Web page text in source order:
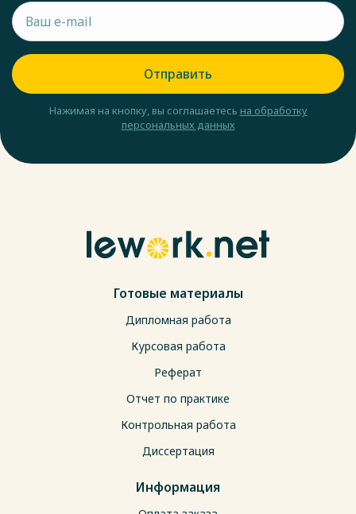
Отправить
Нажимая на кнопку, вы соглашаетесь на обработку
персональных данных
Готовые материалы
Дипломная работа
Курсовая работа
Реферат
Отчет по практике
Контрольная работа
Диссертация
Информация